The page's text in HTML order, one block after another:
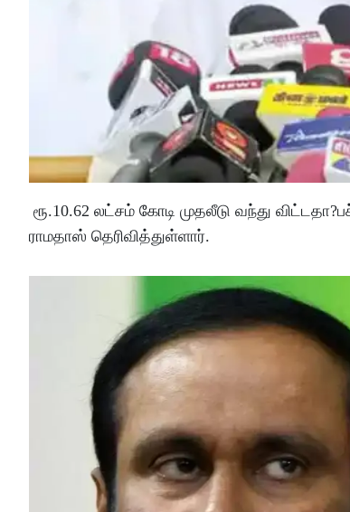
ரூ.10.62 லட்சம் கோடி முதலீடு வந்து
ராமதாஸ் தெரிவித்துள்ளார்.